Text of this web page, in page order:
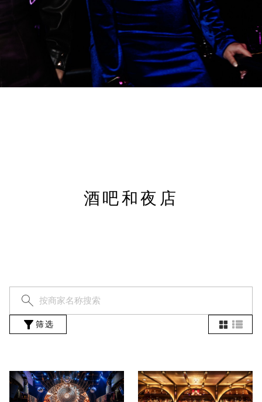
酒吧和夜店
筛选